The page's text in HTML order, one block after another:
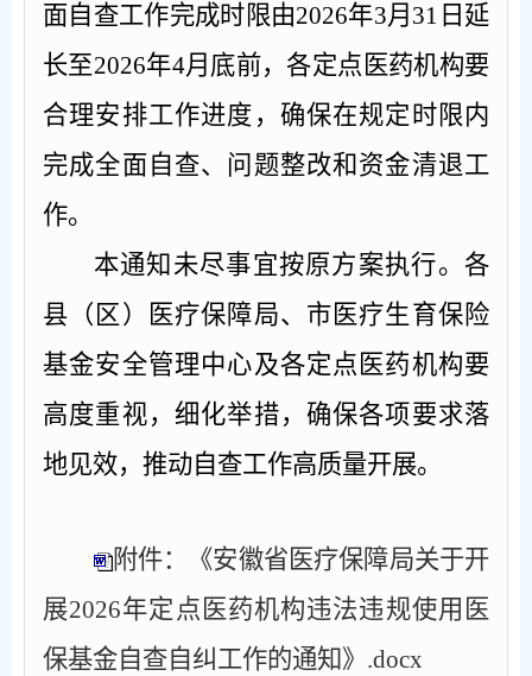
面自查工作完成时限由2026年3月 31 日延
长至2026年4月底前，各定点医药机构要
合理安排工作进度，确保在规定时限内
完成全面自查、问题整改和资金清退工
作。
本通知未尽事宜按原方案执行。 各
县（区）医疗保障局、 市医疗生育保险
基金安全管理中心及各定点医药机构要
高度重视，细化举措，确保各项要求落
地见效，推动自查工作高质量开展。
附件：《安徽省医疗保障局关于开
展2026年定点医药机构违法违规使用医
保基金自查自纠工作的通知》.docx